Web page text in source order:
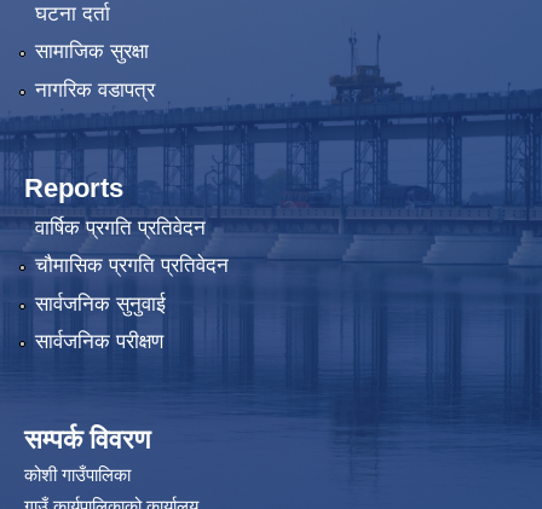
घटना दर्ता
सामाजिक सुरक्षा
नागरिक वडापत्र
Reports
वार्षिक प्रगति प्रतिवेदन
चौमासिक प्रगति प्रतिवेदन
सार्वजनिक सुनुवाई
सार्वजनिक परीक्षण
सम्पर्क विवरण
कोशी गाउँपालिका